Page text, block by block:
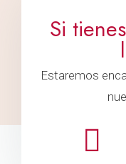
Si
Estaremos